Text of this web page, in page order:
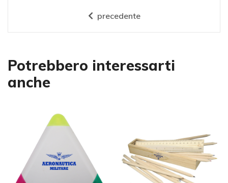
precedente
Potrebbero interessarti
anche